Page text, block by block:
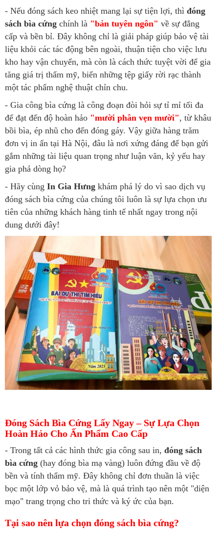
- Nếu đóng sách keo nhiệt mang lại sự tiện lợi, thì đóng
sách bìa cứng chính là "bản tuyên ngôn" về sự đẳng
cấp và bền bỉ. Đây không chỉ là giải pháp giúp bảo vệ tài
liệu khỏi các tác động bên ngoài, thuận tiện cho việc lưu
kho hay vận chuyển, mà còn là cách thức tuyệt vời để gia
tăng giá trị thẩm mỹ, biến những tệp giấy rời rạc thành
một tác phẩm nghệ thuật chỉn chu.
- Gia công bìa cứng là công đoạn đòi hỏi sự tỉ mỉ tối đa
để đạt đến độ hoàn hảo "mười phân vẹn mười", từ khâu
bồi bìa, ép nhũ cho đến đóng gáy. Vậy giữa hàng trăm
đơn vị in ấn tại Hà Nội, đâu là nơi xứng đáng để bạn gửi
gắm những tài liệu quan trọng như luận văn, kỷ yếu hay
gia phả dòng họ?
- Hãy cùng In Gia Hưng khám phá lý do vì sao dịch vụ
đóng sách bìa cứng của chúng tôi luôn là sự lựa chọn ưu
tiên của những khách hàng tinh tế nhất ngay trong nội
dung dưới đây!
Đóng Sách Bìa Cứng Lấy Ngay – Sự Lựa Chọn
Hoàn Hảo Cho Ấn Phẩm Cao Cấp
- Trong tất cả các hình thức gia công sau in, đóng sách
bìa cứng (hay đóng bìa mạ vàng) luôn đứng đầu về độ
bền và tính thẩm mỹ. Đây không chỉ đơn thuần là việc
bọc một lớp vỏ bảo vệ, mà là quá trình tạo nên một "diện
mạo" trang trọng cho tri thức và ký ức của bạn.
Tại sao nên lựa chọn đóng sách bìa cứng?